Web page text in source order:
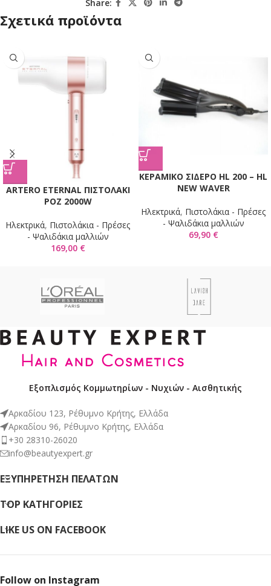
Share:
Σχετικά προϊόντα
ARTERO ETERNAL ΠΙΣΤΟΛΑΚΙ
ΡΟΖ 2000W
Ηλεκτρικά, Πιστολάκια - Πρέσες
- Ψαλιδάκια μαλλιών
169,00 €
KΕΡΑΜΙΚΟ ΣΙΔΕΡΟ HL 200 – HL
NEW WAVER
Ηλεκτρικά, Πιστολάκια - Πρέσες
- Ψαλιδάκια μαλλιών
69,90 €
Εξοπλισμός Κομμωτηρίων - Νυχιών - Αισθητικής
Αρκαδίου 123, Ρέθυμνο Κρήτης, Ελλάδα
Αρκαδίου 96, Ρέθυμνο Κρήτης, Ελλάδα
+30 28310-26020
info@beautyexpert.gr
ΕΞΥΠΗΡΈΤΗΣΗ ΠΕΛΑΤΏΝ
TOP ΚΑΤΗΓΟΡΙΕΣ
LIKE US ON FACEBOOK
Follow on Instagram